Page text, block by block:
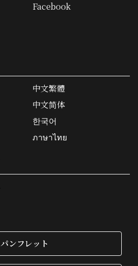
Facebook
中文繁體
中文简体
한국어
ภาษาไทย
パンフレット